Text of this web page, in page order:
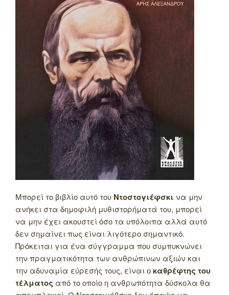
Μπορεί το βιβλίο αυτό του Ντοστογιέφσκι να μην
ανήκει στα δημοφιλή μυθιστορήματά του, μπορεί
να μην έχει ακουστεί όσο τα υπόλοιπα αλλά αυτό
δεν σημαίνει πως είναι λιγότερο σημαντικό.
Πρόκειται για ένα σύγγραμμα που συμπυκνώνει
την πραγματικότητα των ανθρώπινων αξιών και
την αδυναμία εύρεσής τους, είναι οκαθρέφτης του
τέλματος από το οποίο η ανθρωπότητα δύσκολα θα